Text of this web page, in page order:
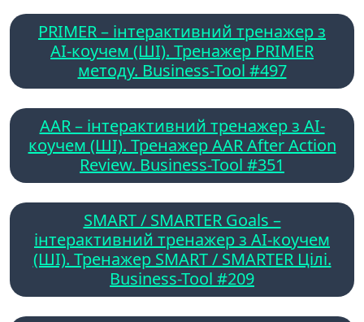
PRIMER – інтерактивний тренажер з
AI-коучем (ШІ). Тренажер PRIMER
методу. Business-Tool #497
AAR – інтерактивний тренажер з AI-
коучем (ШІ). Тренажер AAR After Action
Review. Business-Tool #351
SMART / SMARTER Goals –
інтерактивний тренажер з AI-коучем
(ШІ). Тренажер SMART / SMARTER Цілі.
Business-Tool #209